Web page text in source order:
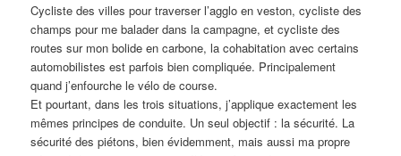
Cycliste des villes pour traverser l’agglo en veston, cycliste des
champs pour me balader dans la campagne, et cycliste des
routes sur mon bolide en carbone, la cohabitation avec certains
automobilistes est parfois bien compliquée. Principalement
quand j’enfourche le vélo de course.
Et pourtant, dans les trois situations, j’applique exactement les
mêmes principes de conduite. Un seul objectif : la sécurité. La
sécurité des piétons, bien évidemment, mais aussi ma propre